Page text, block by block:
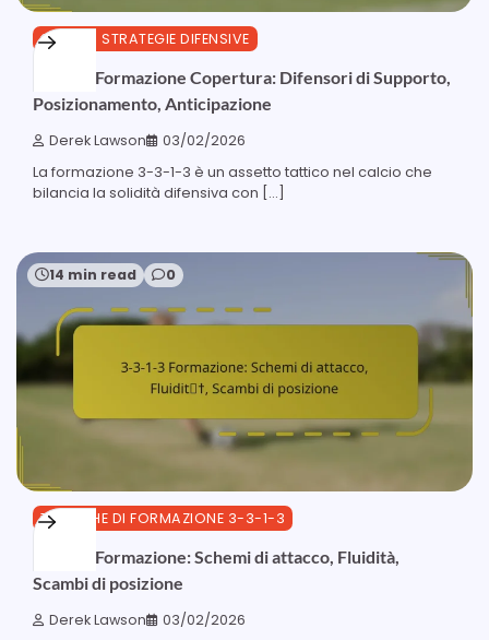
3-3-1-3 STRATEGIE DIFENSIVE
3-3-1-3 Formazione Copertura: Difensori di Supporto,
Posizionamento, Anticipazione
Derek Lawson 03/02/2026
La formazione 3-3-1-3 è un assetto tattico nel calcio che
bilancia la solidità difensiva con […]
14 min read 0
TATTICHE DI FORMAZIONE 3-3-1-3
3-3-1-3 Formazione: Schemi di attacco, Fluidità,
Scambi di posizione
Derek Lawson 03/02/2026